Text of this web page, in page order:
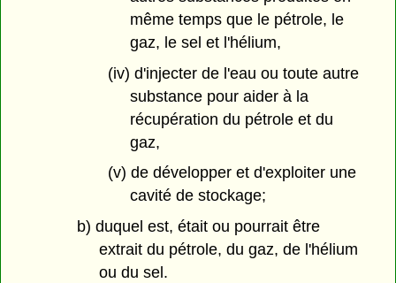
même temps que le pétrole, le
gaz, le sel et l'hélium,
(iv) d'injecter de l'eau ou toute autre
substance pour aider à la
récupération du pétrole et du
gaz,
(v) de développer et d'exploiter une
cavité de stockage;
b) duquel est, était ou pourrait être
extrait du pétrole, du gaz, de l'hélium
ou du sel.